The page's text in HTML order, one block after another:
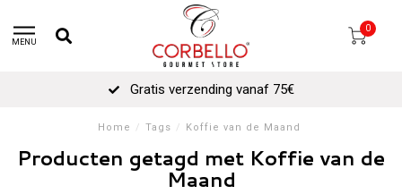
MENU
0
Gratis verzending vanaf 75€
Home / Tags / Koffie van de Maand
Producten getagd met Koffie van de
Maand